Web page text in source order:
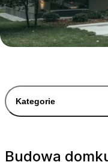
Kategorie
Budowa